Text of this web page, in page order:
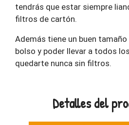
tendrás que estar siempre
filtros de cartón.
Además tiene un buen tamaño
bolso y poder llevar a todos
quedarte nunca sin filtros.
Detalles del